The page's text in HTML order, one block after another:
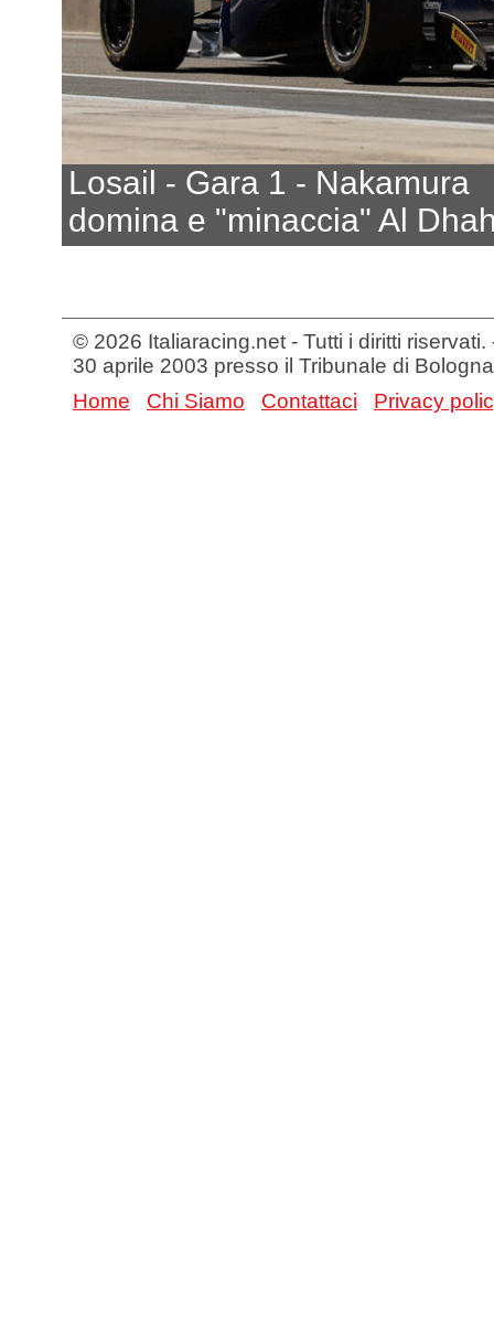
Losail - Gara 1 - Nakamura
domina e "minaccia" Al
© 2026 Italiaracing.net - Tutti i diritti
30 aprile 2003 presso il Tribunale di Bologna
Home
Chi Siamo Contattaci Privacy